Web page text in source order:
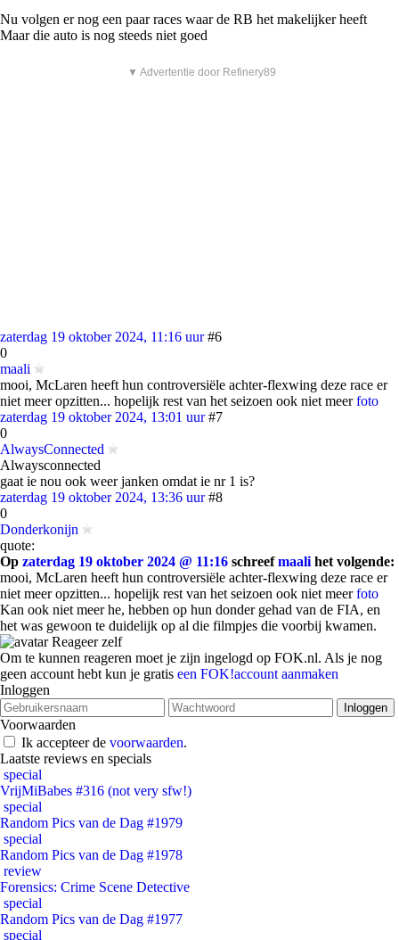
Nu volgen er nog een paar races waar de RB het makelijker heeft
Maar die auto is nog steeds niet goed
▼ Advertentie door Refinery89
zaterdag 19 oktober 2024, 11:16 uur #6
0
maali
mooi, McLaren heeft hun controversiële achter-flexwing deze race er
niet meer opzitten... hopelijk rest van het seizoen ook niet meerfoto
zaterdag 19 oktober 2024, 13:01 uur #7
0
AlwaysConnected
Alwaysconnected
gaat ie nou ook weer janken omdat ie nr 1 is?
zaterdag 19 oktober 2024, 13:36 uur #8
0
Donderkonijn
quote:
Op zaterdag 19 oktober 2024 @ 11:16 schreefmaali het volgende:
mooi, McLaren heeft hun controversiële achter-flexwing deze race er
niet meer opzitten... hopelijk rest van het seizoen ook niet meerfoto
Kan ook niet meer he, hebben op hun donder gehad van de FIA, en
het was gewoon te duidelijk op al die filmpjes die voorbij kwamen.
Reageer zelf
Om te kunnen reageren moet je zijn ingelogd op FOK.nl. Als je nog
geen account hebt kun je gratis een FOK!account aanmaken
Inloggen
Voorwaarden
Ik accepteer de voorwaarden.
Laatste reviews en specials
special
VrijMiBabes #316 (not very sfw!)
special
Random Pics van de Dag #1979
special
Random Pics van de Dag #1978
review
Forensics: Crime Scene Detective
special
Random Pics van de Dag #1977
special